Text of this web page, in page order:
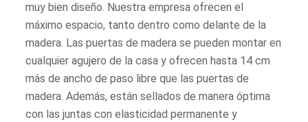
muy bien diseño. Nuestra empresa ofrecen el
máximo espacio, tanto dentro como delante de la
madera. Las puertas de madera se pueden montar en
cualquier agujero de la casa y ofrecen hasta 14 cm
más de ancho de paso libre que las puertas de
madera. Además, están sellados de manera óptima
con las juntas con elasticidad permanente y